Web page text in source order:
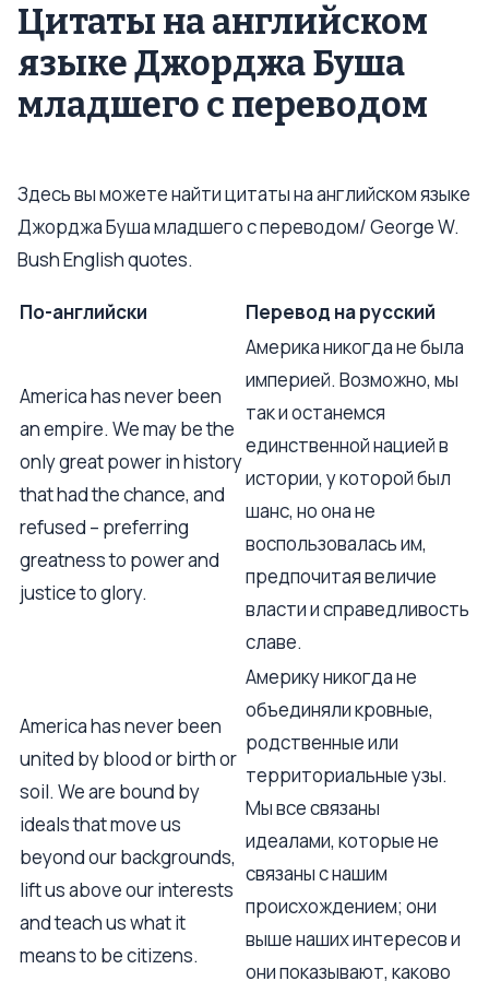
Цитаты на английском
языке Джорджа Буша
младшего с переводом
Здесь вы можете найти цитаты на английском языке
Джорджа Буша младшего с переводом/ George W.
Bush English quotes.
По-английски Перевод на русский
America has never been
an empire. We may be the
only great power in history
that had the chance, and
refused – preferring
greatness to power and
justice to glory.
Америка никогда не была
империей. Возможно, мы
так и останемся
единственной нацией в
истории, у которой был
шанс, но она не
воспользовалась им,
предпочитая величие
власти и справедливость
славе.
America has never been
united by blood or birth or
soil. We are bound by
ideals that move us
beyond our backgrounds,
lift us above our interests
and teach us what it
means to be citizens.
Америку никогда не
объединяли кровные,
родственные или
территориальные узы.
Мы все связаны
идеалами, которые не
связаны с нашим
происхождением; они
выше наших интересов и
они показывают, каково